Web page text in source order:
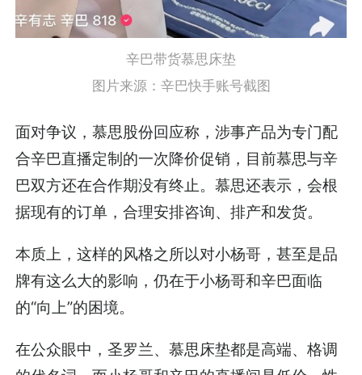
辛巴带货慕思床垫
图片来源：辛巴快手账号截图
面对争议，慕思股份回应称，涉事产品为专门配
合辛巴直播定制的一次降价促销，目前慕思与辛
巴双方还在合作期没有终止。慕思还表示，会根
据现有的订单，合理安排咨询、排产和发货。
本质上，这样的风格之所以对小杨哥，甚至是品
牌有这么大的影响，仍在于小杨哥和辛巴面临
的“向上”的困境。
在公众眼中，圣罗兰、慕思床垫都是高端、格调